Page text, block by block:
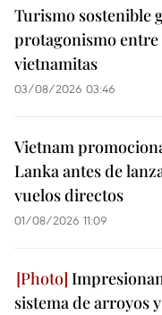
Turismo sostenible
protagonismo entre
vietnamitas
03/08/2026 03:46
Vietnam
Lanka antes de
vuelos directos
01/08/2026 11:09
sistema de arroyos